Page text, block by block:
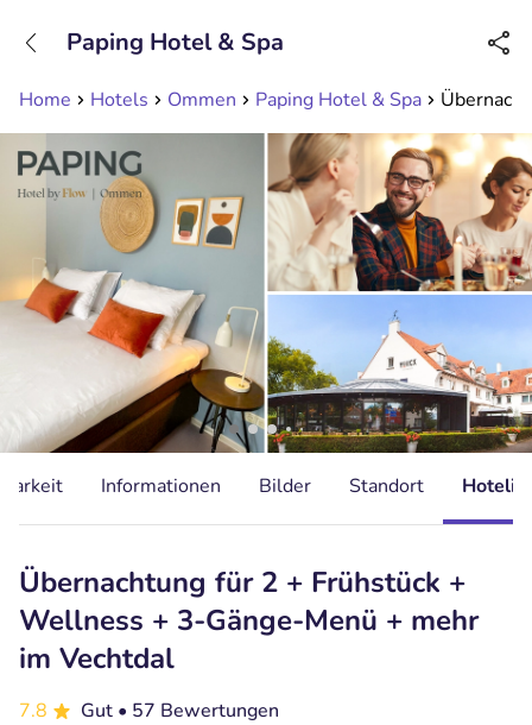
Erreichbar bis 23:00 Uhr (max 0,09€/Min)
Home Hotels Ommen Paping Hotel & Spa
Paping Hotel & Spa
Informationen Bilder Standort
Übernachtung für 2 + Frühstück +
Wellness + 3-Gänge-Menü + mehr
im Vechtdal
7.8 Gut • 57 Bewertungen